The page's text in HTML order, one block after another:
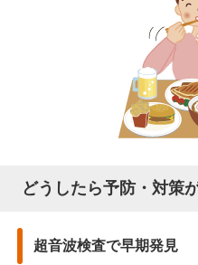
どうしたら予防・対策
超音波検査で早期発見